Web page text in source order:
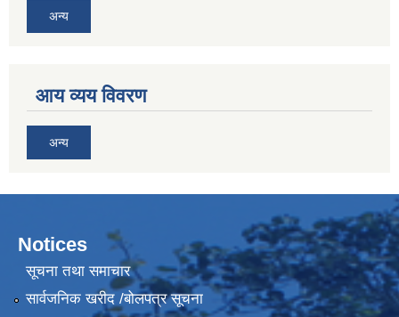
अन्य
आय व्यय विवरण
अन्य
Notices
सूचना तथा समाचार
सार्वजनिक खरीद /बोलपत्र सूचना